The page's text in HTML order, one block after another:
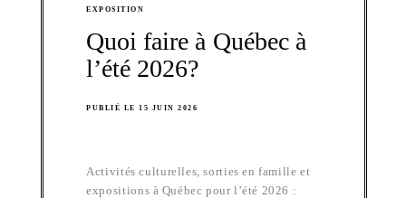
EXPOSITION
Quoi faire à Québec à
l’été 2026?
PUBLIÉ LE 15 JUIN 2026
Activités culturelles, sorties en famille et
expositions à Québec pour l’été 2026 :